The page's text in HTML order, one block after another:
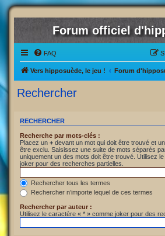
Forum officiel
FAQ
Vers hipposuède, le jeu ! Forum
Rechercher
RECHERCHER
Recherche par mots-clés :
Placez un + devant un mot qui doit être trouvé et un
être exclu. Saisissez une suite de mots séparés
uniquement un des mots doit être trouvé. Utilisez
joker pour des recherches partielles.
Rechercher tous les termes
Rechercher n’importe lequel de ces termes
Rechercher par auteur :
Utilisez le caractère « * » comme joker pour des